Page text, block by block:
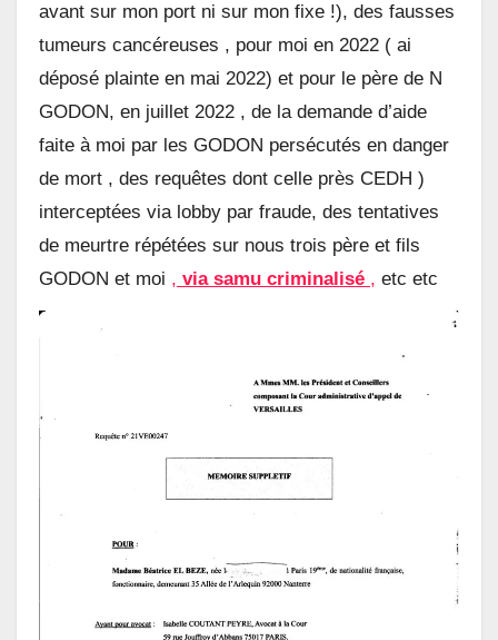
avant sur mon port ni sur mon fixe !), des fausses
tumeurs cancéreuses , pour moi en 2022 ( ai
déposé plainte en mai 2022) et pour le père de N
GODON, en juillet 2022 , de la demande d’aide
faite à moi par les GODON persécutés en danger
de mort , des requêtes dont celle près CEDH )
interceptées via lobby par fraude, des tentatives
de meurtre répétées sur nous trois père et fils
GODON et moi , via samu criminalisé , etc etc